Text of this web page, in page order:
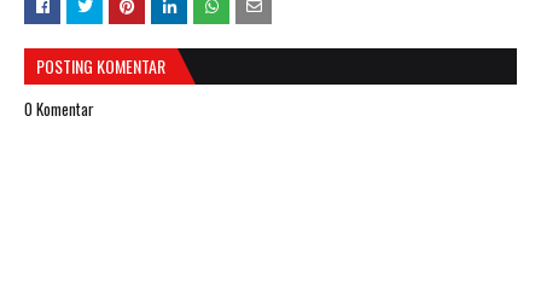
POSTING KOMENTAR
0 Komentar